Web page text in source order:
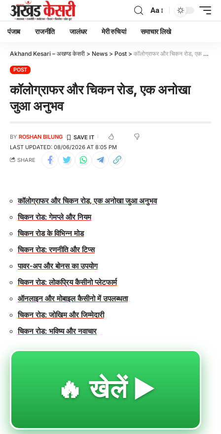
Aa
पंजाब राजनीति जालंधर मेरी रुचियां समाचार लिखे
Akhand Kesari – अखण्ड केसरी > News > Post > कॉलोग्राफर और चिकन रोड, एक अनोखा जुआ अनुभव
POST
कॉलोग्राफर और चिकन रोड, एक अनोखा
जुआ अनुभव
LAST UPDATED: 08/06/2026 AT 8:05 PM
BY ROSHAN BILUNG
SHARE
कॉलोग्राफर और चिकन रोड, एक अनोखा जुआ अनुभव
चिकन रोड: गेमप्ले और नियम
चिकन रोड के विभिन्न मोड
चिकन रोड: रणनीति और टिप्स
पावर-अप और बोनस का उपयोग
चिकन रोड: लोकप्रिय कैसीनो प्लेटफार्म
ऑनलाइन और मोबाइल कैसीनो में उपलब्धता
चिकन रोड: जोखिम और जिम्मेदारी
चिकन रोड: भविष्य और नवाचार
🔥 खेलें ▶️